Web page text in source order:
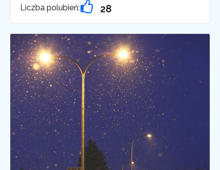
Liczba polubień: 28